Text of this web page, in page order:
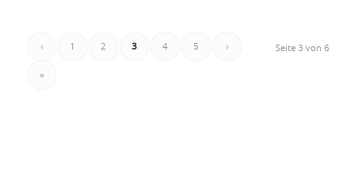
Seite 3 von 6
‹ 1 2 3 4 5 ›
»